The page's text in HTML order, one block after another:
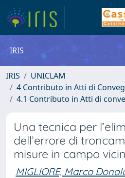
IRIS
IRIS
UNICLAM
4 Contributo in Atti di
4.1 Contributo in Atti di
Una tecnica per
dell’errore di
misure in campo
MIGLIORE, Marco